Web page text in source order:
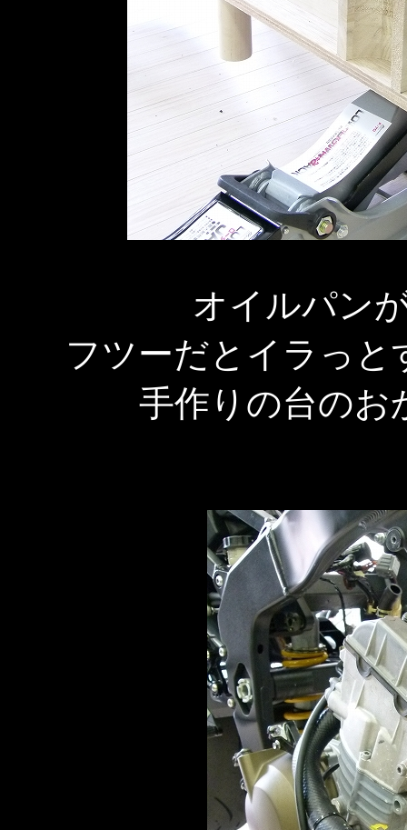
オイルパン
フツーだとイラっ
手作りの台のお